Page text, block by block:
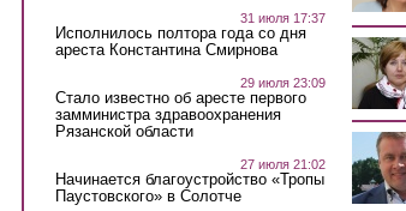
31 июля 17:37
Исполнилось полтора года со дня
ареста Константина Смирнова
29 июля 23:09
Стало известно об аресте первого
замминистра здравоохранения
Рязанской области
27 июля 21:02
Начинается благоустройство «Тропы
Паустовского» в Солотче